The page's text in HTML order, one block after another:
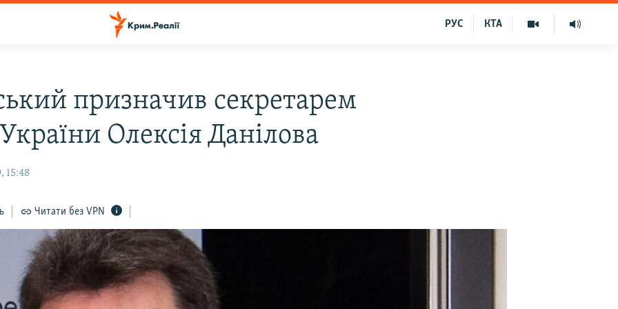
КТА
РУС
призначив секретарем
Олексія Данілова
15:48
Читати без VPN